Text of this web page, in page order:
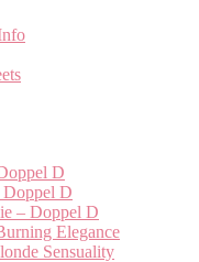
D
D
– Doppel D
Elegance
Sensuality